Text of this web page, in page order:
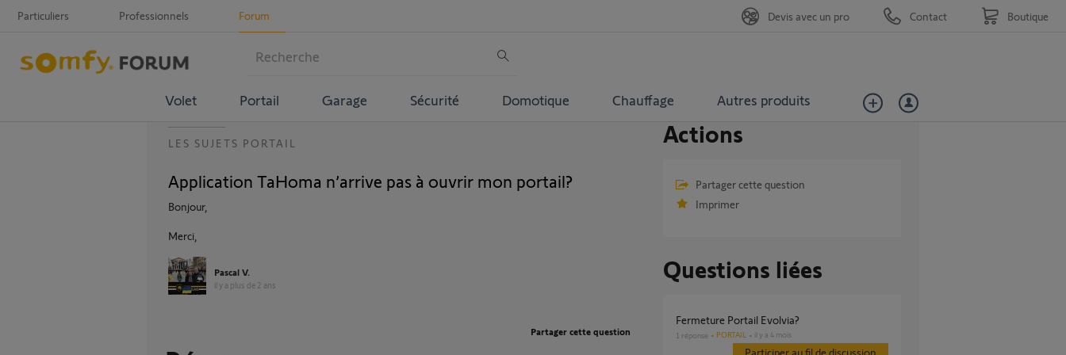
Particuliers Professionnels Forum
Volet Portail Garage Sécurité Domotique Chauffage Autres produits
Devis avec un pro Contact Boutique
LES SUJETS PORTAIL
Application TaHoma n’arrive pas à ouvrir mon portail?
Bonjour,
Merci,
Pascal V.
il y a plus de 2 ans
Partager cette question
Actions
Partager cette question
Imprimer
Questions liées
Fermeture Portail Evolvia?
1 réponse PORTAIL il y a 4 mois
Participer au fil de discussion